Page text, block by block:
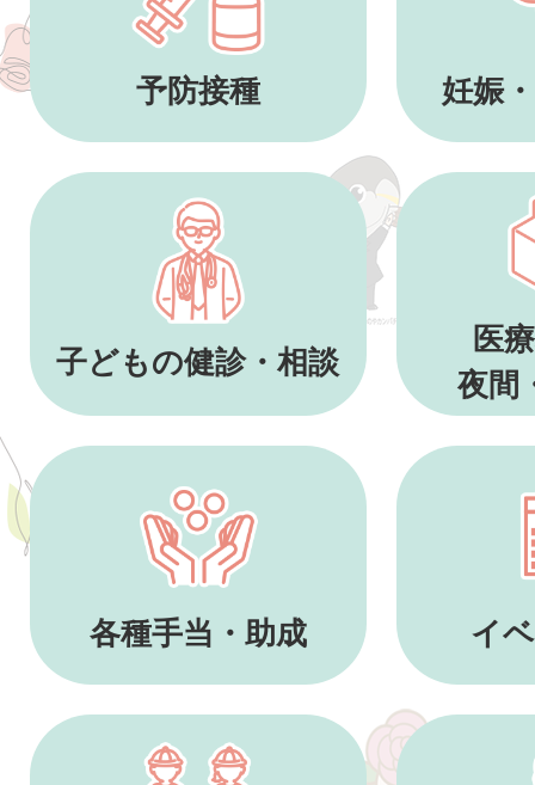
予防接種 妊娠
子どもの健診・相談
医
夜間
各種手当・助成 イ